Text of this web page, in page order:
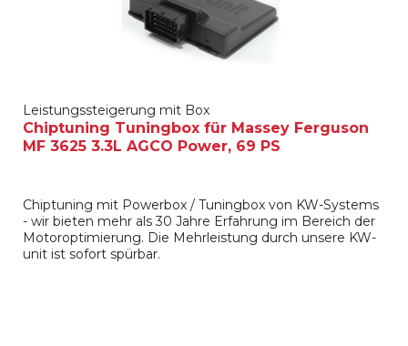
Leistungssteigerung mit Box
Chiptuning Tuningbox für Massey Ferguson
MF 3625 3.3L AGCO Power, 69 PS
Chiptuning mit Powerbox / Tuningbox von KW-Systems
- wir bieten mehr als 30 Jahre Erfahrung im Bereich der
Motoroptimierung. Die Mehrleistung durch unsere KW-
unit ist sofort spürbar.